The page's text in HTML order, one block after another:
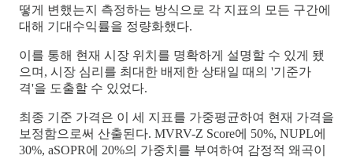
떻게 변했는지 측정하는 방식으로 각 지표의 모든 구간에
대해 기대수익률을 정량화했다.
이를 통해 현재 시장 위치를 명확하게 설명할 수 있게 됐
으며, 시장 심리를 최대한 배제한 상태일 때의 '기준가
격'을 도출할 수 있었다.
최종 기준 가격은 이 세 지표를 가중평균하여 현재 가격을
보정함으로써 산출된다. MVRV-Z Score에 50%, NUPL에
30%, aSOPR에 20%의 가중치를 부여하여 감정적 왜곡이